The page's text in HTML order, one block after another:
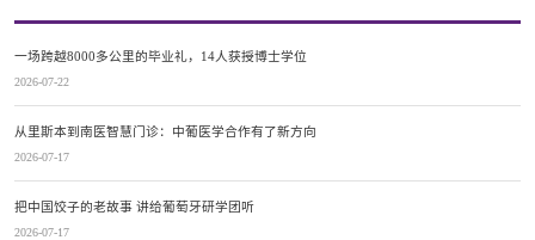
一场跨越8000多公里的毕业礼，14人获授博士学位
2026-07-22
从里斯本到南医智慧门诊：中葡医学合作有了新方向
2026-07-17
把中国饺子的老故事 讲给葡萄牙研学团听
2026-07-17